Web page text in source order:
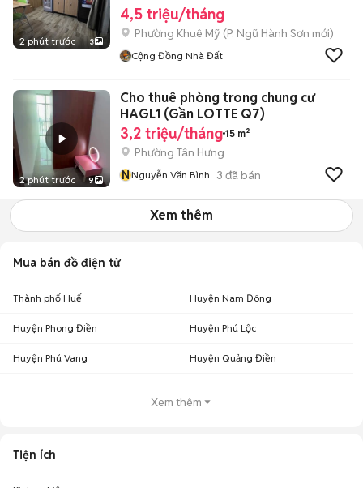
2 phút trước 3
4,5 triệu/tháng
Phường Khuê Mỹ (P. Ngũ Hành Sơn mới)
Cộng Đồng Nhà Đất
2 phút trước 9
Cho thuê phòng trong chung cư
HAGL1 (Gần LOTTE Q7)
3,2 triệu/tháng 15 m²
Phường Tân Hưng
NNguyễn Văn Bình 3 đã bán
Xem thêm
Mua bán đồ điện tử
Thành phố Huế Huyện Nam Đông
Huyện Phong Điền Huyện Phú Lộc
Huyện Phú Vang Huyện Quảng Điền
Xem thêm
Tiện ích